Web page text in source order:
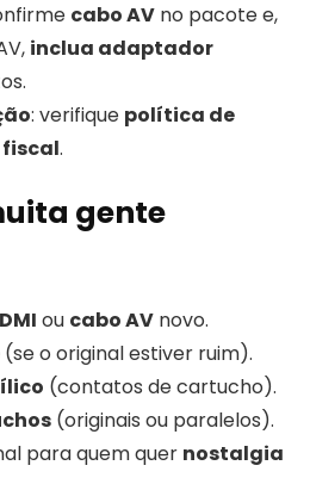
cabo AV no pacote e,
inclua adaptador
: verifique política de
.
gente
ou cabo AV novo.
(se o original estiver ruim).
(contatos de cartucho).
(originais ou paralelos).
para quem quer nostalgia